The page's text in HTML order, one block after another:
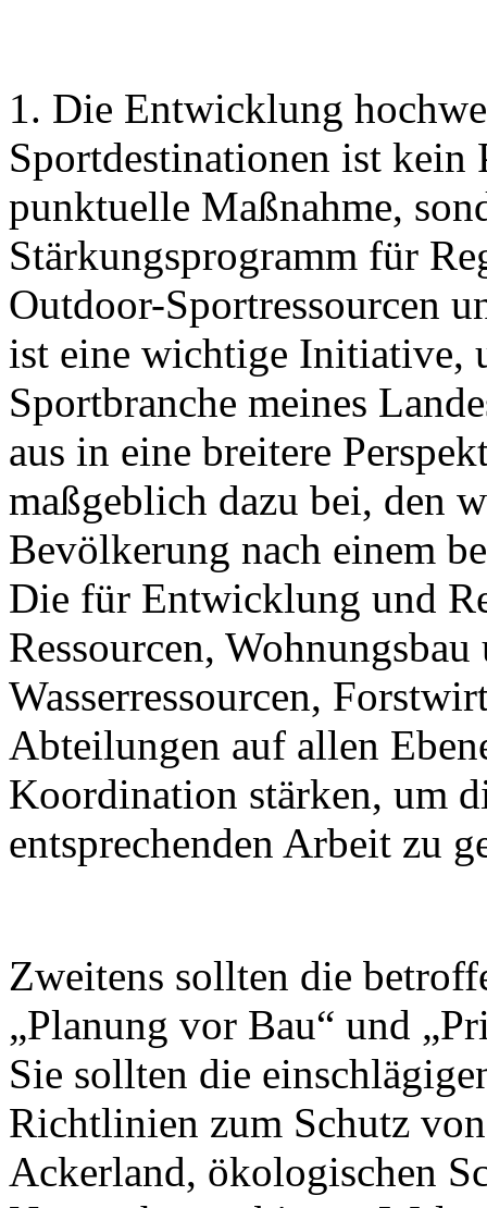
1. Die Entwicklung
Sportdestinationen ist kein
punktuelle Maßnahme,
Stärkungsprogramm für
Outdoor-Sportressourcen
ist eine wichtige Initiative,
Sportbranche meines
aus in eine breitere
maßgeblich dazu bei, den
Bevölkerung nach einem
Die für Entwicklung und
Ressourcen,
Wasserressourcen,
Abteilungen auf allen
Koordination stärken, um
entsprechenden Arbeit zu
Zweitens sollten die
„Planung vor Bau“ und
Sie sollten die
Richtlinien zum Schutz
Ackerland, ökologischen